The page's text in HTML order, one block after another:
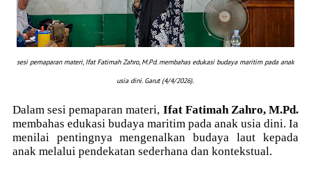
sesi pemaparan materi, Ifat Fatimah Zahro, M.Pd.membahas edukasi budaya maritim pada anak
usia dini. Garut (4/4/2026).
Dalam sesi pemaparan materi, Ifat Fatimah Zahro, M.Pd.
membahas edukasi budaya maritim pada anak usia dini. Ia
menilai pentingnya mengenalkan budaya laut kepada
anak melalui pendekatan sederhana dan kontekstual.